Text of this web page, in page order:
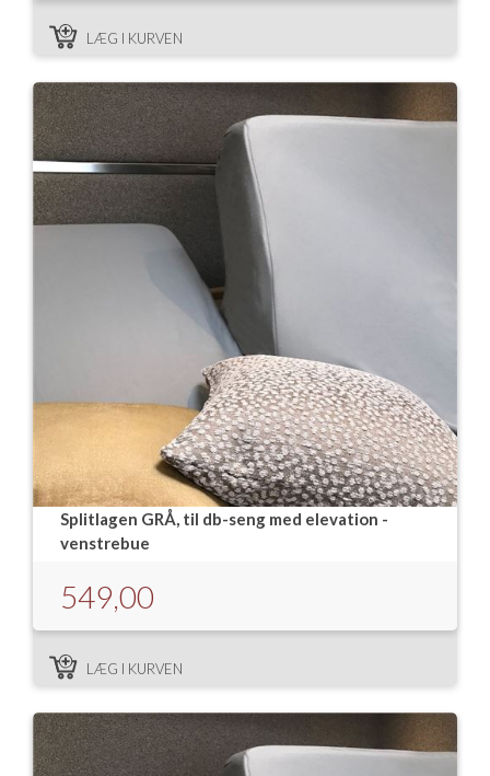
LÆG I KURVEN
Splitlagen GRÅ, til db-seng med elevation -
venstrebue
549,00
LÆG I KURVEN